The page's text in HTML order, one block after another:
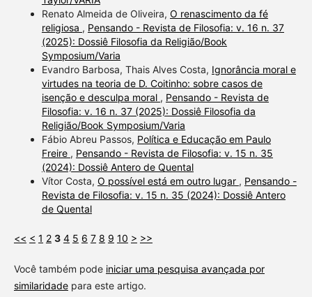
Renato Almeida de Oliveira, O renascimento da fé
religiosa , Pensando - Revista de Filosofia: v. 16 n. 37
(2025): Dossiê Filosofia da Religião/Book
Symposium/Varia
Evandro Barbosa, Thais Alves Costa, Ignorância moral e
virtudes na teoria de D. Coitinho: sobre casos de
isenção e desculpa moral , Pensando - Revista de
Filosofia: v. 16 n. 37 (2025): Dossiê Filosofia da
Religião/Book Symposium/Varia
Fábio Abreu Passos, Política e Educação em Paulo
Freire , Pensando - Revista de Filosofia: v. 15 n. 35
(2024): Dossiê Antero de Quental
Vítor Costa, O possível está em outro lugar , Pensando -
Revista de Filosofia: v. 15 n. 35 (2024): Dossiê Antero
de Quental
<< < 1 2 3 4 5 6 7 8 9 10 > >>
Você também pode iniciar uma pesquisa avançada por
similaridadepara este artigo.